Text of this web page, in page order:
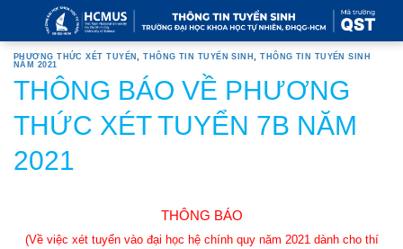
content
PHƯƠNG THỨC XÉT TUYỂN,THÔNG TIN TUYỂN SINH ,THÔNG TIN TUYỂN SINH
NĂM 2021
THÔNG BÁO VỀ PHƯƠNG
THỨC XÉT TUYỂN 7B NĂM
2021
THÔNG BÁO
(Về việc xét tuyển vào đại học hệ chính quy năm 2021 dành cho thí